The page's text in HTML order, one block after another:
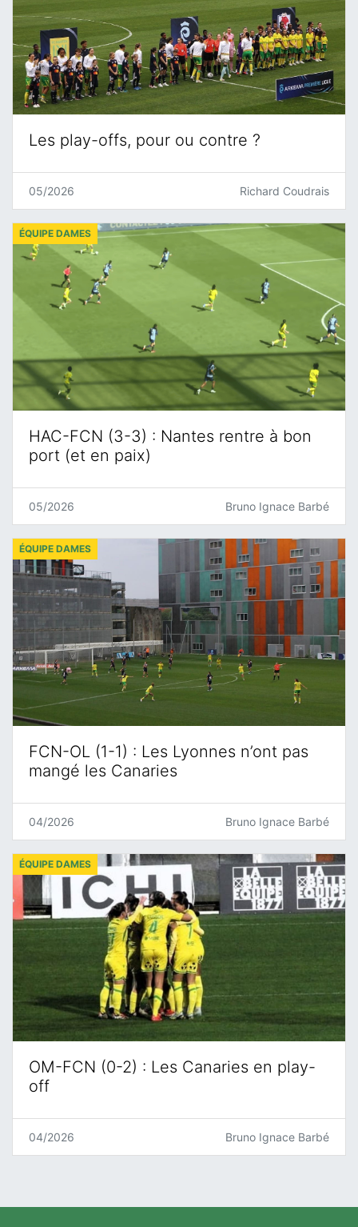
Les play-offs, pour ou contre ?
05/2026 Richard Coudrais
HAC-FCN (3-3) : Nantes rentre à bon
port (et en paix)
ÉQUIPE DAMES
05/2026 Bruno Ignace Barbé
FCN-OL (1-1) : Les Lyonnes n’ont pas
mangé les Canaries
ÉQUIPE DAMES
04/2026 Bruno Ignace Barbé
OM-FCN (0-2) : Les Canaries en play-
off
ÉQUIPE DAMES
04/2026 Bruno Ignace Barbé